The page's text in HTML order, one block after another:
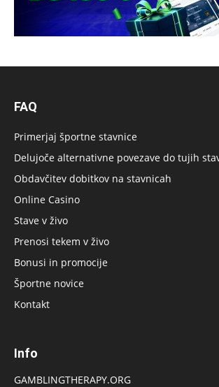
FAQ
Primerjaj športne stavnice
Delujoče alternativne povezave do tujih
Obdavčitev dobitkov na stavnicah
Online Casino
Stave v živo
Prenosi tekem v živo
Bonusi in promocije
Športne novice
Kontakt
Info
GAMBLINGTHERAPY.ORG